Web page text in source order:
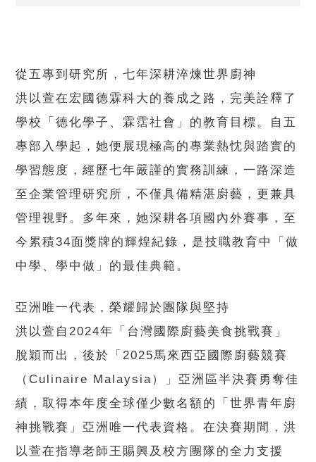
從五專到研究所，七年深耕淬煉世界廚神
洪以萱在宏國德霖科大的養成之路，完美詮釋了
學校「德化學子、霖霑社會」的教育目標。自五
專部入學起，她便展現極高的專業熱忱與踏實的
學習態度，經歷七年嚴謹的實務訓練，一路深造
至企業管理研究所，不僅具備精湛廚藝，更兼具
管理視野。多年來，她深耕各項國內外賽事，至
今累積34面獎牌的輝煌紀錄，是技職教育中「做
中學、學中做」的最佳典範。
亞洲唯一代表，榮耀歸於團隊與堅持
洪以萱自2024年「台灣國際廚藝美食挑戰賽」
脫穎而出，後於「2025馬來西亞國際廚藝競賽
（Culinaire Malaysia）」亞洲區半決賽勇奪佳
績，取得本年度全球僅少數名額的「世界青年廚
神挑戰賽」亞洲唯一代表資格。在決賽期間，洪
以萱在指導老師王賜興及校方團隊的全力支援